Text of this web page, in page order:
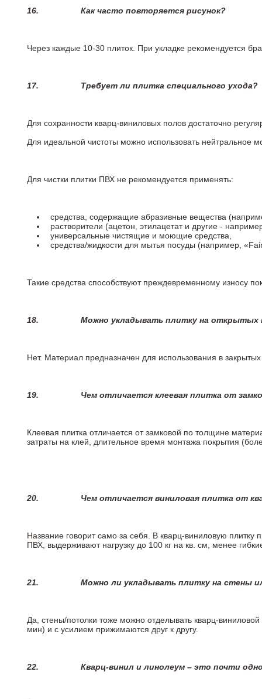
16. Как часто повторяется рисунок?
Через каждые 10-30 плиток. При укладке рекомендуется
17. Требует ли плитка специального ухода?
Для сохранности кварц-виниловых полов достаточно
Для идеальной чистоты можно использовать
Для чистки плитки ПВХ не рекомендуется применять:
средства, содержащие абразивные вещества
растворители (ацетон, этилацетат и другие -
универсальные чистящие и моющие средства,
средства/жидкости для мытья посуды (например,
Такие средства способствуют преждевременному износу
18. Можно укладывать плитку на открытых
Нет. Материал предназначен для использования в
19. Чем отличается клеевая плитка от
Клеевая плитка отличается от замковой по толщине
затраты на клей, длительное время монтажа покрытия
20. Чем отличается виниловая плитка от
Название говорит само за себя. В кварц-виниловую
ПВХ, выдерживают нагрузку до 100 кг на кв. см, менее
21. Можно ли укладывать плитку на стены
Да, стены/потолки тоже можно отделывать кварц-
мин) и с усилием прижимаются друг к другу.
22. Кварц-винил и линолеум – это почти